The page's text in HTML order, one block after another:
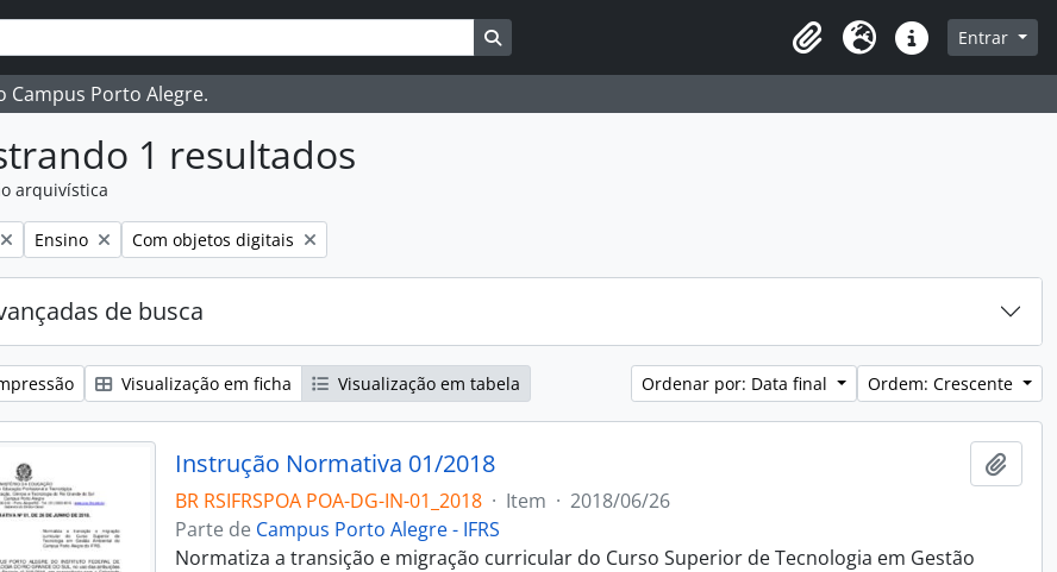
de busca Busque na página de navegação
Idioma Atalhos Entrar
Porto Alegre.
1 resultados
arquivística
Remover filtro:
Ensino Remover filtro:
Com objetos digitais
de busca
Visualização em ficha Visualização em tabela Ordenar por: Data final Ordem: Crescente
Instrução Normativa 01/2018
BR RSIFRSPOA POA-DG-IN-01_2018 · Item · 2018/06/26
Parte de Campus Porto Alegre - IFRS
Normatiza a transição e migração curricular do Curso Superior de Tecnologia em Gestão